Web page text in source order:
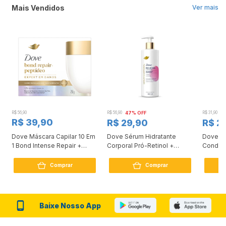
Ver mais
Mais Vendidos
R$ 56,90
R$ 39,90
Dove Máscara Capilar 10 Em
1 Bond Intense Repair +
Comprar
R$ 56,90 47% OFF
R$ 29,90
Dove Sérum Hidratante
Corporal Pró-Retinol +
Comprar
R$ 31,90
R$
Dove
Baixe Nosso App